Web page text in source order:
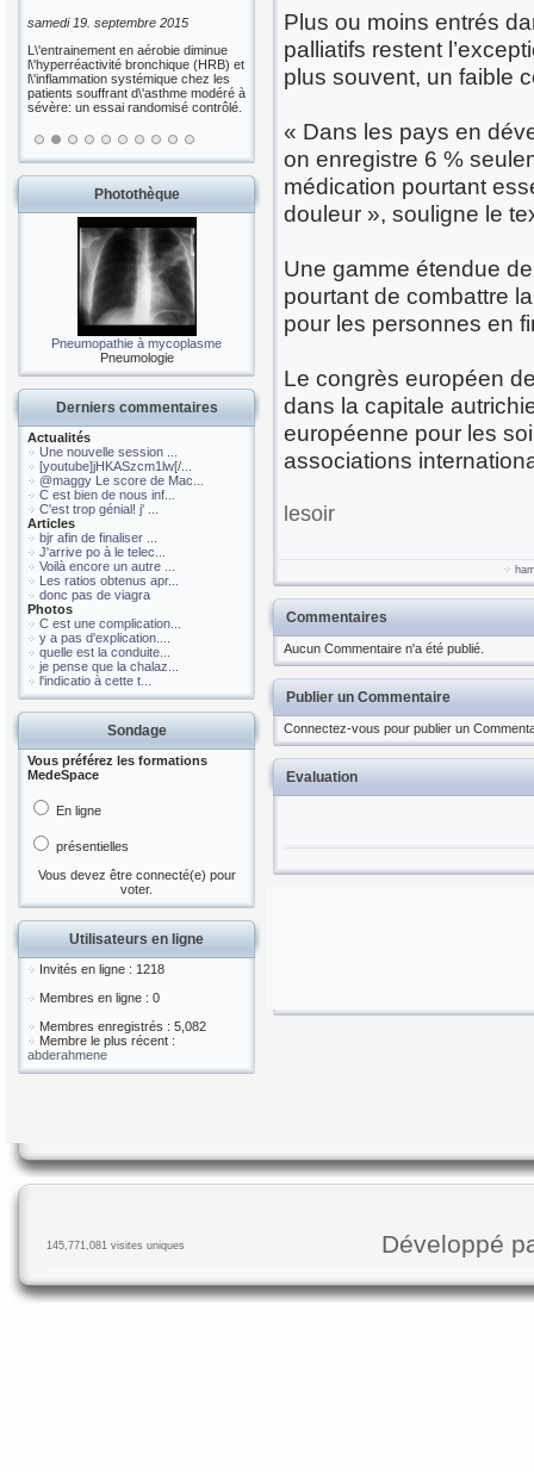
samedi 19. septembre 2015
L\'entrainement en aérobie diminue
l\'hyperréactivité bronchique (HRB) et
l\'inflammation systémique chez les
patients souffrant d\'asthme modéré à
sévère: un essai randomisé contrôlé.
Photothèque
Pneumopathie à mycoplasme
Pneumologie
Derniers commentaires
Actualités
Une nouvelle session ...
[youtube]jHKASzcm1lw[/...
@maggy Le score de Mac...
C est bien de nous inf...
C'est trop génial! j' ...
Articles
bjr afin de finaliser ...
J'arrive po à le telec...
Voilà encore un autre ...
Les ratios obtenus apr...
donc pas de viagra
Photos
C est une complication...
y a pas d'explication....
quelle est la conduite...
je pense que la chalaz...
l'indicatio à cette t...
Sondage
Vous préférez les formations
MedeSpace
En ligne
présentielles
Vous devez être connecté(e) pour
voter.
Utilisateurs en ligne
Invités en ligne : 1218
Membres en ligne : 0
Membres enregistrés : 5,082
Membre le plus récent :
abderahmene
Plus ou moins entrés
palliatifs restent
plus souvent, un faible
« Dans les pays en
on enregistre 6 %
médication pourtant
douleur », souligne le
Une gamme étendue
pourtant de combattre
pour les personnes en
Le congrès européen
dans la capitale
européenne pour les
associations
lesoir
Commentaires
Aucun Commentaire n'a été publié.
Publier un Commentaire
Connectez-vous pour publier un
Evaluation
145,771,081 visites uniques Développé